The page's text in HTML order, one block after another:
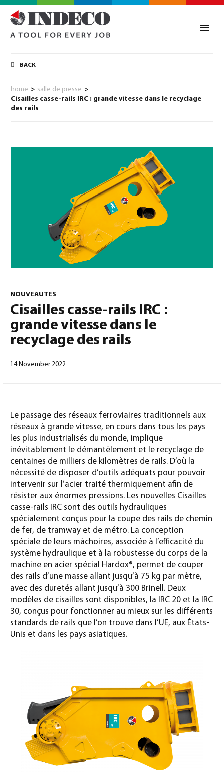
0
North America – French(North America – French
BACK
home > salle de presse >
Cisailles casse-rails IRC : grande vitesse dans le recyclage
des rails
NOUVEAUTES
Cisailles casse-rails IRC :
grande vitesse dans le
recyclage des rails
14 November 2022
Le passage des réseaux ferroviaires traditionnels aux
réseaux à grande vitesse, en cours dans tous les pays
les plus industrialisés du monde, implique
inévitablement le démantèlement et le recyclage de
centaines de milliers de kilomètres de rails. D’où la
nécessité de disposer d’outils adéquats pour pouvoir
intervenir sur l’acier traité thermiquement afin de
résister aux énormes pressions. Les nouvelles Cisailles
casse-rails IRC sont des outils hydrauliques
spécialement conçus pour la coupe des rails de chemin
de fer, de tramway et de métro. La conception
spéciale de leurs mâchoires, associée à l’efficacité du
système hydraulique et à la robustesse du corps de la
machine en acier spécial Hardox®, permet de couper
des rails d’une masse allant jusqu’à 75 kg par mètre,
avec des duretés allant jusqu’à 300 Brinell. Deux
modèles de cisailles sont disponibles, la IRC 20 et la IRC
30, conçus pour fonctionner au mieux sur les différents
standards de rails que l’on trouve dans l’UE, aux États-
Unis et dans les pays asiatiques.